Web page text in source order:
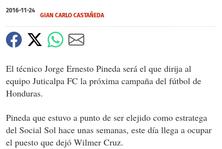
2016-11-24
GIAN CARLO CASTAÑEDA
El técnico Jorge Ernesto Pineda será el que dirija al
equipo Juticalpa FC la próxima campaña del fútbol de
Honduras.
Pineda que estuvo a punto de ser elejido como estratega
del Social Sol hace unas semanas, este día llega a ocupar
el puesto que dejó Wilmer Cruz.